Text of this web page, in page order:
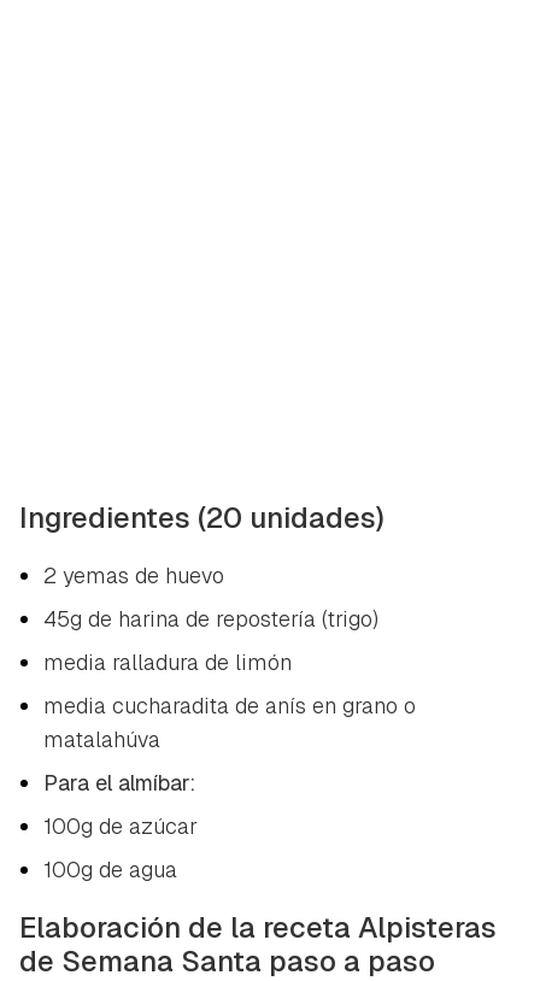
Ingredientes (20 unidades)
2 yemas de huevo
45g de harina de repostería (trigo)
media ralladura de limón
media cucharadita de anís en grano o
matalahúva
Para el almíbar:
100g de azúcar
100g de agua
Elaboración de la receta Alpisteras
de Semana Santa paso a paso